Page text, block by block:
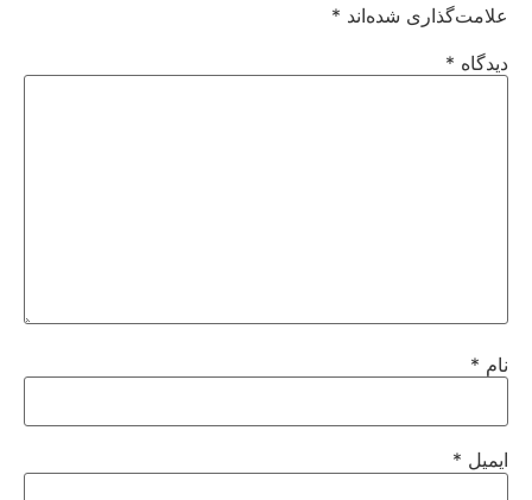
علامت‌گذاری شده‌اند *
دیدگاه *
نام *
ایمیل *